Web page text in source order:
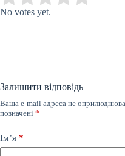
No votes yet.
Залишити відповідь
Ваша e-mail адреса не
позначені *
Ім’я *